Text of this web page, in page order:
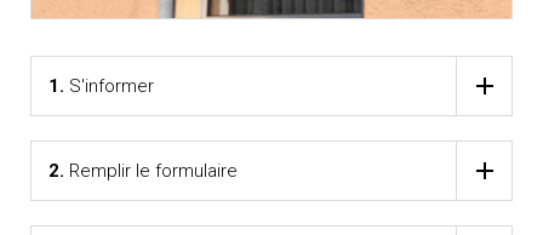
1. S'informer
2. Remplir le formulaire